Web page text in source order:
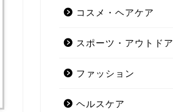
コスメ・ヘアケア
スポーツ・アウトドア
ファッション
ヘルスケア